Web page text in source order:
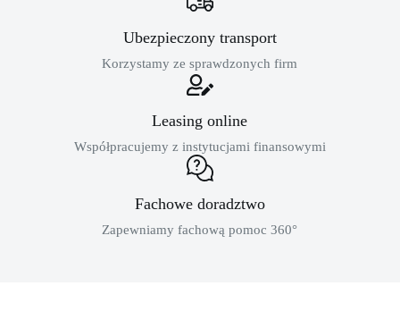
Ubezpieczony transport
Korzystamy ze sprawdzonych firm
Leasing online
Współpracujemy z instytucjami finansowymi
Fachowe doradztwo
Zapewniamy fachową pomoc 360°